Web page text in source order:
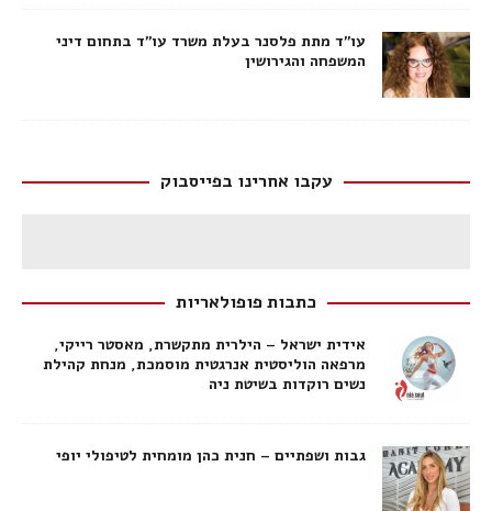
עו"ד מתת פלסנר בעלת משרד עו"ד בתחום דיני
המשפחה והגירושין
עקבו אחרינו בפייסבוק
כתבות פופולאריות
אידית ישראל – הילרית מתקשרת, מאסטר רייקי,
מרפאה הוליסטית אנרגטית מוסמכת, מנחת קהילת
נשים רוקדות בשיטת ניה
גבות ושפתיים – חנית כהן מומחית לטיפולי יופי